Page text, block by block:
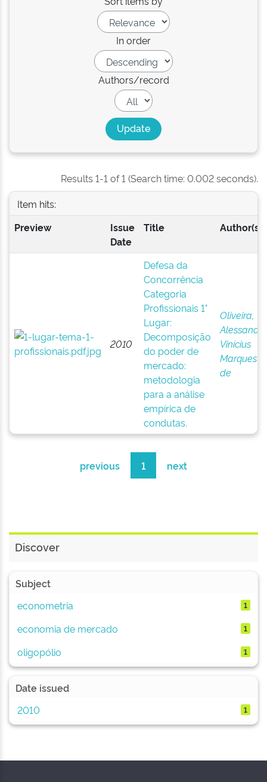
In order
Authors/record
Results 1-1 of 1 (Search time: 0.002 seconds).
Item hits:
Preview
Issue
Date
Title Author(s)
2010
Defesa da
Concorrência
Categoria
Profissionais 1°
Lugar:
Decomposição
do poder de
mercado:
metodologia
para a análise
empírica de
condutas.
Oliveira,
Alessandro
Vinícius
Marques
de
previous 1 next
Discover
Subject
econometria
1
economia de mercado 1
oligopólio 1
Date issued
2010
1